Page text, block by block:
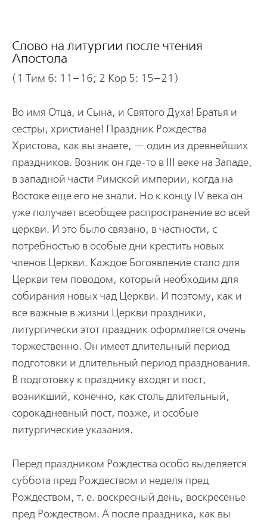
Слово на литургии после чтения
Апостола
(1 Тим 6: 11–16; 2 Кор 5: 15–21)
Во имя Отца, и Сына, и Святого Духа! Братья и
сестры, христиане! Праздник Рождества
Христова, как вы знаете, — один из древнейших
праздников. Возник он где-то в III веке на Западе,
в западной части Римской империи, когда на
Востоке еще его не знали. Но к концу IV века он
уже получает всеобщее распространение во всей
церкви. И это было связано, в частности, с
потребностью в особые дни крестить новых
членов Церкви. Каждое Богоявление стало для
Церкви тем поводом, который необходим для
собирания новых чад Церкви. И поэтому, как и
все важные в жизни Церкви праздники,
литургически этот праздник оформляется очень
торжественно. Он имеет длительный период
подготовки и длительный период празднования.
В подготовку к празднику входят и пост,
возникший, конечно, как столь длительный,
сорокадневный пост, позже, и особые
литургические указания.
Перед праздником Рождества особо выделяется
суббота пред Рождеством и неделя пред
Рождеством, т. е. воскресный день, воскресенье
пред Рождеством. А после праздника, как вы